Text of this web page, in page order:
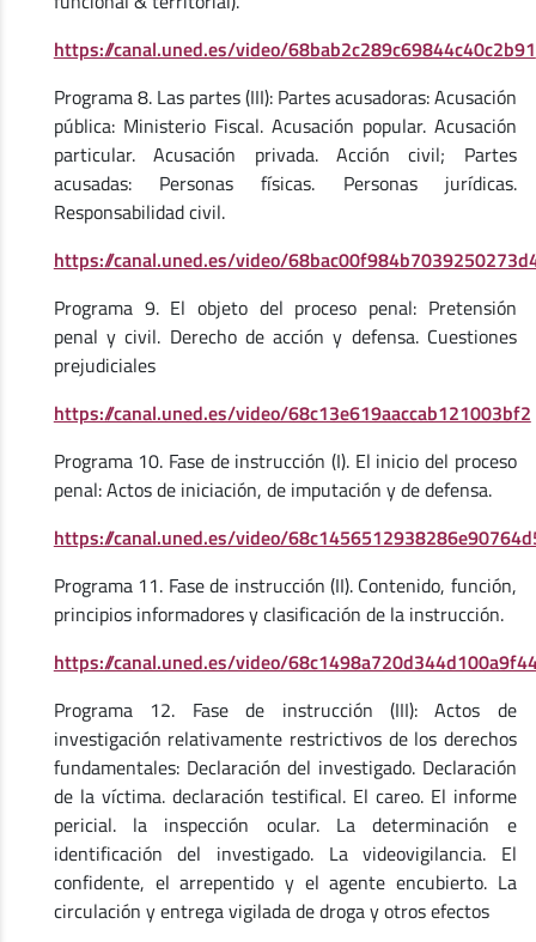
https://canal.uned.es/video/68bab2c289c69844c40c2b91
Programa 8. Las partes (III): Partes acusadoras: Acusación
pública: Ministerio Fiscal. Acusación popular. Acusación
particular. Acusación privada. Acción civil; Partes
acusadas: Personas físicas. Personas jurídicas.
Responsabilidad civil.
https://canal.uned.es/video/
Programa 9. El objeto del proceso penal: Pretensión
penal y civil. Derecho de acción y defensa. Cuestiones
prejudiciales
https://canal.uned.es/video/68c13e619aaccab121003bf2
Programa 10. Fase de instrucción (I). El inicio del proceso
penal: Actos de iniciación, de imputación y de defensa.
https://canal.uned.es/video/
Programa 11. Fase de instrucción (II). Contenido, función,
principios informadores y clasificación de la instrucción.
https://canal.uned.es/video/
Programa 12. Fase de instrucción (III): Actos de
investigación relativamente restrictivos de los derechos
fundamentales: Declaración del investigado. Declaración
de la víctima. declaración testifical. El careo. El informe
pericial. la inspección ocular. La determinación e
identificación del investigado. La videovigilancia. El
confidente, el arrepentido y el agente encubierto. La
circulación y entrega vigilada de droga y otros efectos